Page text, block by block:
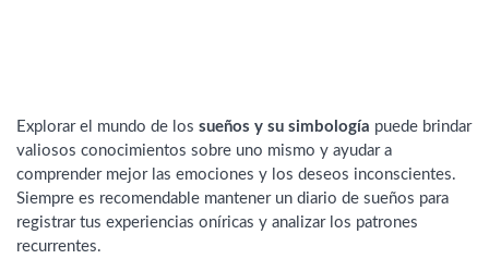
Explorar el mundo de los sueños y su simbología puede brindar
valiosos conocimientos sobre uno mismo y ayudar a
comprender mejor las emociones y los deseos inconscientes.
Siempre es recomendable mantener un diario de sueños para
registrar tus experiencias oníricas y analizar los patrones
recurrentes.